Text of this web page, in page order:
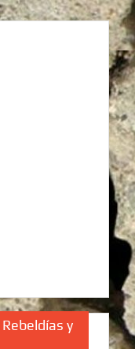
y